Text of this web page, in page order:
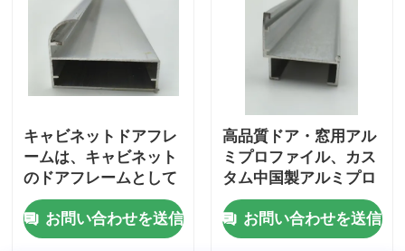
開き窓のプロファイル
カーテンウォールプロファイル
磨いたアルミニウムプロファイル
キャビネットドアフレ
ームは、キャビネット
のドアフレームとして
押出アルミニウムを使
用して組み立てられて
います。
お問い合わせを送信
高品質ドア・窓用アル
ミプロファイル、カス
タム中国製アルミプロ
ファイル、アルミドア
プロファイルサプライ
ヤー
お問い合わせを送信